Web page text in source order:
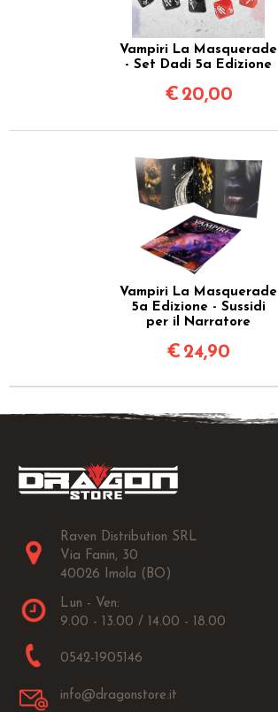
Vampiri La Masquerade
- Set Dadi 5a Edizione
€ 20,00
Vampiri La Masquerade
5a Edizione - Sussidi
per il Narratore
€ 24,90
Raven Distribution SRL
Via Fanin, 30
40026 Imola (BO)
Lun - Ven:
9.00 - 13.00 / 14.00 - 18.00
0542-1905146
info@dragonstore.it